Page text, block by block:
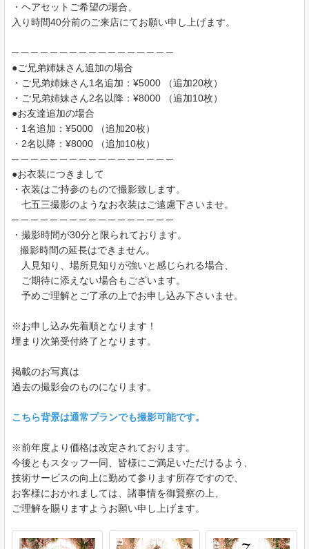
・ヘアセットご希望の場合、
入り時間40分前のご来店にてお願い申し上げます。
─ ─ ─ ─ ─ ─ ─ ─ ─ ─ ─ ─ ─ ─ ─ ─ ─
●ご兄弟姉妹さん追加の場合
・ご兄弟姉妹さん1名追加：¥5000 （追加20枚）
・ご兄弟姉妹さん2名以降：¥8000 （追加10枚）
●お友達追加の場合
・1名追加：¥5000 （追加20枚）
・2名以降：¥8000 （追加10枚）
─ ─ ─ ─ ─ ─ ─ ─ ─ ─ ─ ─ ─ ─ ─ ─ ─
●お衣装につきまして
・衣装はご持参のもので撮影致します。
七五三撮影のようなお衣装はご遠慮下さいませ。
─ ─ ─ ─ ─ ─ ─ ─ ─ ─ ─ ─ ─ ─ ─ ─ ─
・撮影時間が30分と限られております。
撮影時間の延長はできません。
人見知り、場所見知りが強いと感じられる場合、
ご期待に添えない場合もございます。
予めご理解とご了承の上でお申し込み下さいませ。
※お申し込み先着順となります！
埋まり次第受付終了となります。
掲載のお写真は
過去の撮影会のものになります。
こちら背景は通常プランでも撮影可能です。
※前年度より価格は改定されております。
今後ともスタッフ一同、皆様にご満足いただけるよう、
技術サービスの向上に勤めて参ります所存ですので、
お客様におかれましては、諸事情を御賢察の上、
ご理解を賜りますようお願い申し上げます。